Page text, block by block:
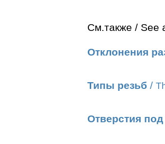
См.также / See
Отклонения
Типы резьб /
Отверстия